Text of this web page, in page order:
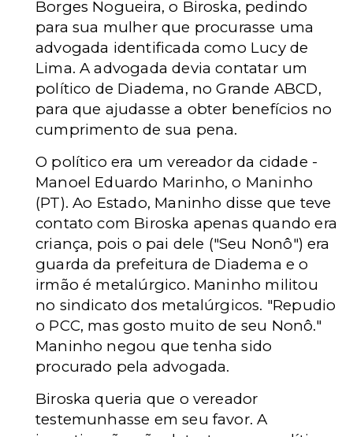
Borges Nogueira, o Biroska, pedindo
para sua mulher que procurasse uma
advogada identificada como Lucy de
Lima. A advogada devia contatar um
político de Diadema, no Grande ABCD,
para que ajudasse a obter benefícios no
cumprimento de sua pena.
O político era um vereador da cidade -
Manoel Eduardo Marinho, o Maninho
(PT). Ao Estado, Maninho disse que teve
contato com Biroska apenas quando era
criança, pois o pai dele ("Seu Nonô") era
guarda da prefeitura de Diadema e o
irmão é metalúrgico. Maninho militou
no sindicato dos metalúrgicos. "Repudio
o PCC, mas gosto muito de seu Nonô."
Maninho negou que tenha sido
procurado pela advogada.
Biroska queria que o vereador
testemunhasse em seu favor. A